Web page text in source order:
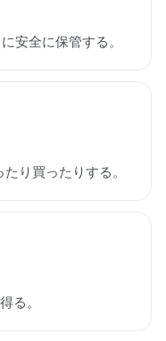
安全に保管する。
り買ったりする。
る。